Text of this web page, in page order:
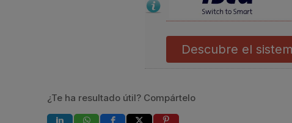
Descubre el
¿Te ha resultado útil? Compártelo